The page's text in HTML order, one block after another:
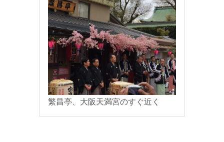
繁昌亭、大阪天満宮のすぐ近く